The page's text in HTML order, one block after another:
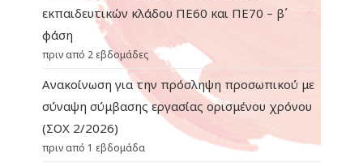
εκπαιδευτικών κλάδου ΠΕ60 και ΠΕ70 – β΄
φάση
πριν από 2 εβδομάδες
Ανακοίνωση για την πρόσληψη προσωπικού με
σύναψη σύμβασης εργασίας ορισμένου χρόνου
(ΣΟΧ 2/2026)
πριν από 1 εβδομάδα